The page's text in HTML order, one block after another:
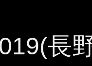
長